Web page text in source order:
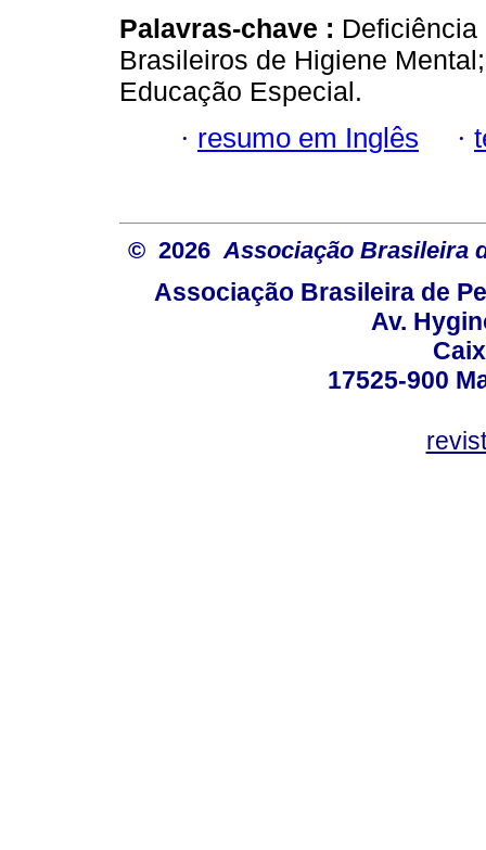
Palavras-chave :
Brasileiros de Higiene
Educação Especial.
· resumo em Inglês ·
© 2026 Associação Brasileira
Associação Brasileira de
Av.
17525-900